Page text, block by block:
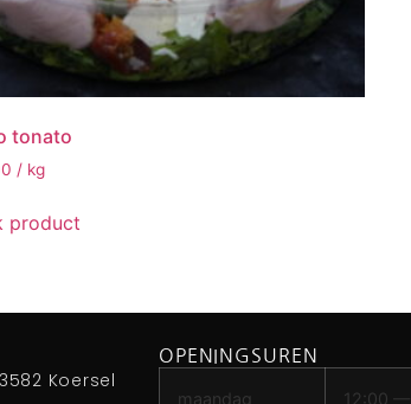
tonato
/ kg
product
Koersel
OPENINGSUREN
maandag 12:00 —